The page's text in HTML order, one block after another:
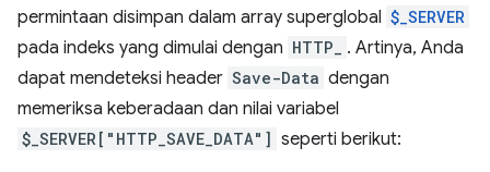
permintaan disimpan dalam array superglobal $_SERVER
pada indeks yang dimulai dengan HTTP_
. Artinya, Anda
dapat mendeteksi header Save-Data dengan
memeriksa keberadaan dan nilai variabel
$_SERVER["HTTP_SAVE_DATA"] seperti berikut: